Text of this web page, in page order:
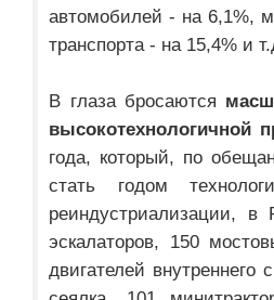
автомобилей - на 6,1%,
транспорта - на 15,4% и
В глаза бросаются
высокотехнологичной
года, который, по
стать годом
реиндустриализации,
эскалаторов, 150
двигателей внутреннего